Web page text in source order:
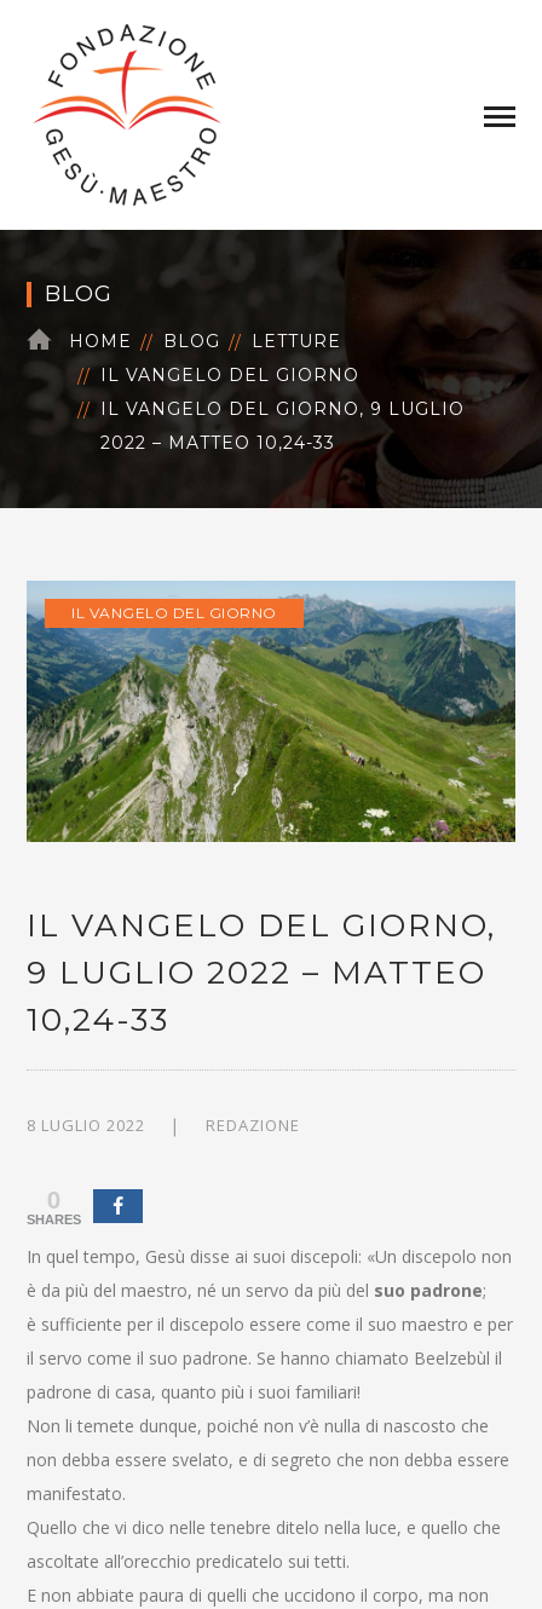
BLOG
HOME BLOG
LETTURE
IL VANGELO DEL GIORNO
IL VANGELO DEL GIORNO, 9 LUGLIO
2022 – MATTEO 10,24-33
IL VANGELO DEL GIORNO
IL VANGELO DEL GIORNO,
9 LUGLIO 2022 – MATTEO
10,24-33
8 LUGLIO 2022 REDAZIONE
0
SHARES
In quel tempo, Gesù disse ai suoi discepoli: «Un discepolo non
è da più del maestro, né un servo da più del suo padrone;
è sufficiente per il discepolo essere come il suo maestro e per
il servo come il suo padrone. Se hanno chiamato Beelzebùl il
padrone di casa, quanto più i suoi familiari!
Non li temete dunque, poiché non v’è nulla di nascosto che
non debba essere svelato, e di segreto che non debba essere
manifestato.
Quello che vi dico nelle tenebre ditelo nella luce, e quello che
ascoltate all’orecchio predicatelo sui tetti.
E non abbiate paura di quelli che uccidono il corpo, ma non